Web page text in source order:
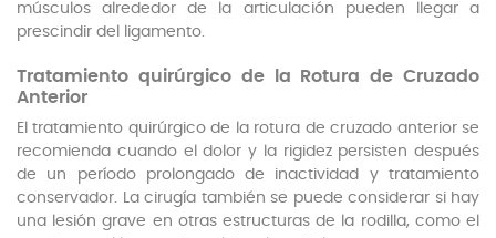
músculos alrededor de la articulación pueden llegar a
prescindir del ligamento.
Tratamiento quirúrgico de la Rotura de Cruzado
Anterior
El tratamiento quirúrgico de la rotura de cruzado anterior se
recomienda cuando el dolor y la rigidez persisten después
de un período prolongado de inactividad y tratamiento
conservador. La cirugía también se puede considerar si hay
una lesión grave en otras estructuras de la rodilla, como el